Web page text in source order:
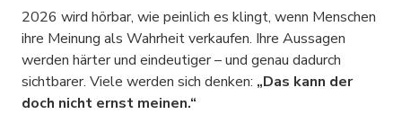
2026 wird hörbar, wie peinlich es klingt, wenn Menschen
ihre Meinung als Wahrheit verkaufen. Ihre Aussagen
werden härter und eindeutiger – und genau dadurch
sichtbarer. Viele werden sich denken: „Das kann der
doch nicht ernst meinen.“